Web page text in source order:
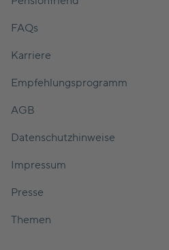
FAQs
Karriere
Empfehlungsprogramm
AGB
Datenschutzhinweise
Impressum
Presse
Themen